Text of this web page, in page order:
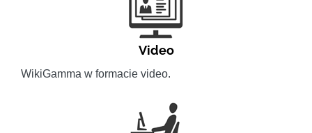
Video
WikiGamma w formacie video.